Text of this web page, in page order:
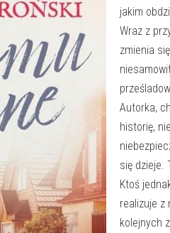
jakim
Wraz z
zmienia
Autorka,
historię,
się dzieje.
Ktoś
realizuje z
kolejnych